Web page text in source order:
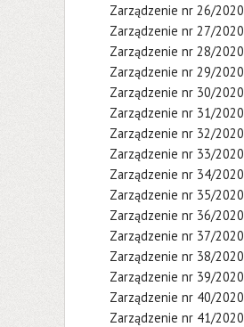
Zarządzenie nr 26/2020
Zarządzenie nr 27/2020
Zarządzenie nr 28/2020
Zarządzenie nr 29/2020
Zarządzenie nr 30/2020
Zarządzenie nr 31/2020
Zarządzenie nr 32/2020
Zarządzenie nr 33/2020
Zarządzenie nr 34/2020
Zarządzenie nr 35/2020
Zarządzenie nr 36/2020
Zarządzenie nr 37/2020
Zarządzenie nr 38/2020
Zarządzenie nr 39/2020
Zarządzenie nr 40/2020
Zarządzenie nr 41/2020